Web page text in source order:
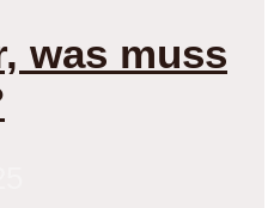
was muss